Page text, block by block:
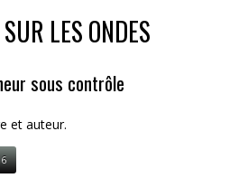
LES ONDES
sous contrôle
et auteur.